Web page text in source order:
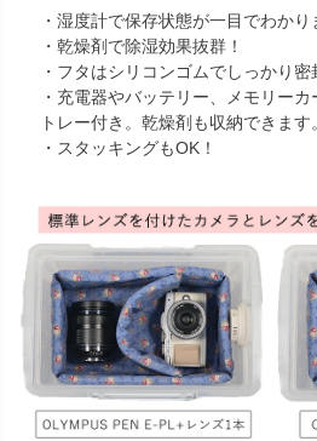
・湿度計で保存状態が一目でわかり
・乾燥剤で除湿効果抜群！
・フタはシリコンゴムでしっかり密
・充電器やバッテリー、メモリー
トレー付き。乾燥剤も収納できます。
・スタッキングもOK！